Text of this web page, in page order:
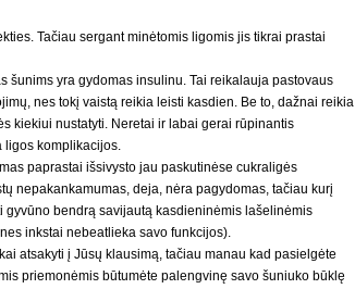
Tačiau sergant minėtomis ligomis jis tikrai prastai
šunims yra gydomas insulinu. Tai reikalauja pastovaus
nes tokį vaistą reikia leisti kasdien. Be to, dažnai reikia
kiekiui nustatyti. Neretai ir labai gerai rūpinantis
ligos komplikacijos.
paprastai išsivysto jau paskutinėse cukraligės
nepakankamumas, deja, nėra pagydomas, tačiau kurį
gyvūno bendrą savijautą kasdieninėmis lašelinėmis
inkstai nebeatlieka savo funkcijos).
atsakyti į Jūsų klausimą, tačiau manau kad pasielgėte
priemonėmis būtumėte palengvinę savo šuniuko būklę